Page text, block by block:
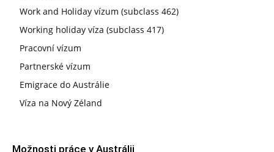
Work and Holiday vízum (subclass 462)
Working holiday víza (subclass 417)
Pracovní vízum
Partnerské vízum
Emigrace do Austrálie
Víza na Nový Zéland
Možnosti práce v Austrálii